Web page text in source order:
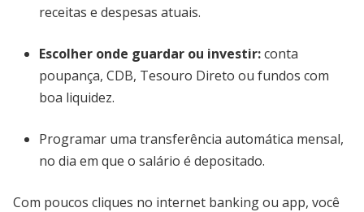
receitas e despesas atuais.
Escolher onde guardar ou investir:conta
poupança, CDB, Tesouro Direto ou fundos com
boa liquidez.
Programar uma transferência automática mensal,
no dia em que o salário é depositado.
Com poucos cliques no internet banking ou app, você